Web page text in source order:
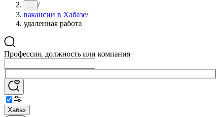
... /
вакансии в Хабазе/
удаленная работа
Профессия, должность или компания
Хабаз